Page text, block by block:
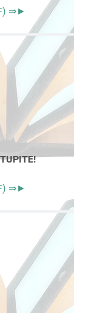
⇒►
⇒►